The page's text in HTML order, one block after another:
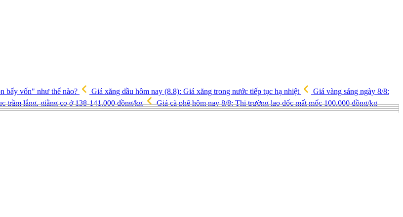
bẩy vốn" như thế nào?
Giá xăng dầu hôm nay (8.8): Giá xăng trong nước tiếp tục hạ nhiệt
Giá vàng sáng ngày 8/8:
trầm lắng, giằng co ở 138-141.000 đồng/kg Giá cà phê hôm nay 8/8: Thị trường lao dốc mất mốc 100.000 đồng/kg